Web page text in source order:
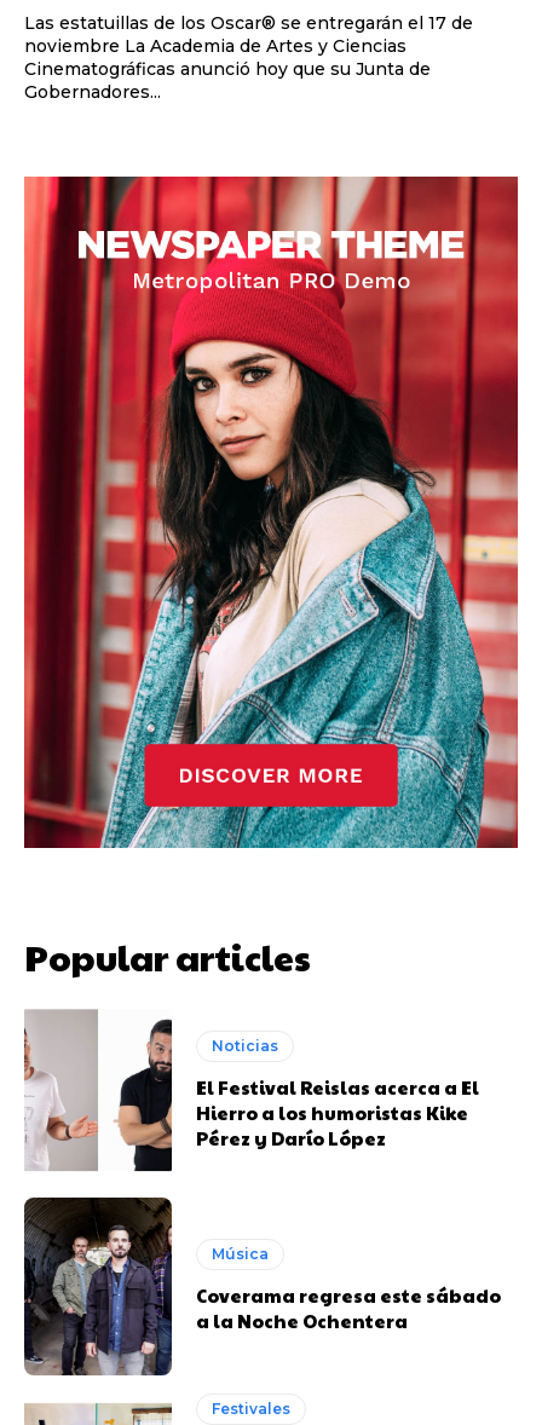
Las estatuillas de los Oscar® se entregarán el 17 de
noviembre La Academia de Artes y Ciencias
Cinematográficas anunció hoy que su Junta de
Gobernadores...
Popular articles
Noticias
El Festival Reislas acerca a El
Hierro a los humoristas Kike
Pérez y Darío López
Música
Coverama regresa este sábado
a la Noche Ochentera
Festivales